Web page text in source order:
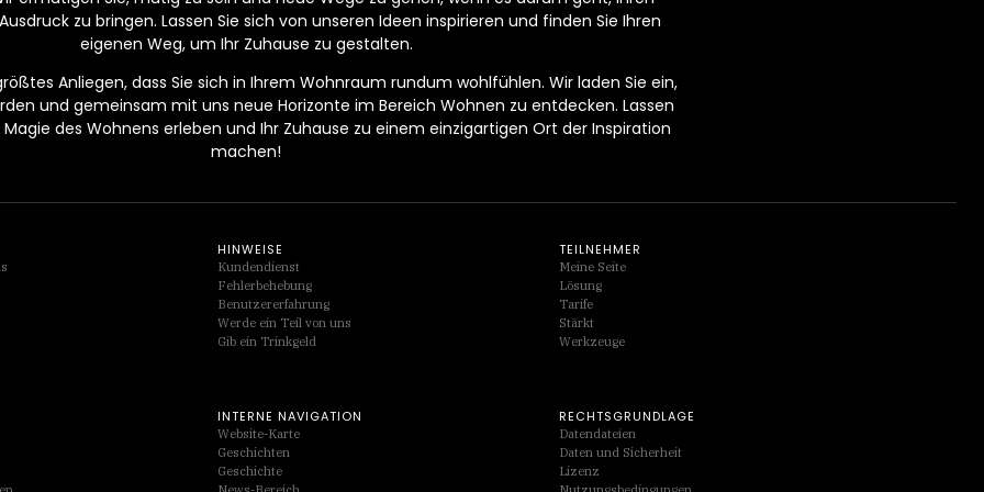
zu bringen. Lassen Sie sich von unseren Ideen inspirieren und finden Sie Ihren
eigenen Weg, um Ihr Zuhause zu gestalten.
Anliegen, dass Sie sich in Ihrem Wohnraum rundum wohlfühlen. Wir laden Sie ein,
und gemeinsam mit uns neue Horizonte im Bereich Wohnen zu entdecken. Lassen
des Wohnens erleben und Ihr Zuhause zu einem einzigartigen Ort der Inspiration
machen!
HINWEISE
Kundendienst
Fehlerbehebung
Benutzererfahrung
Werde ein Teil von uns
Gib ein Trinkgeld
TEILNEHMER
Meine Seite
Lösung
Tarife
Stärkt
Werkzeuge
INTERNE NAVIGATION
Website-Karte
Geschichten
Geschichte
RECHTSGRUNDLAGE
Datendateien
Daten und Sicherheit
Lizenz